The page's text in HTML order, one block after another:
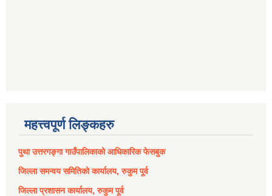
महत्त्वपूर्ण लिङ्कहरु
पुथा उत्तरगङ्गा गाउँपालिकाको आधिकारिक फेसबुक
जिल्ला समन्वय समितिको कार्यालय, रुकुम पूर्व
जिल्ला प्रशासन कार्यालय, रुकुम पूर्व